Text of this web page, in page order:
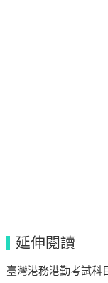
延伸閱讀
臺灣港務港勤考試科